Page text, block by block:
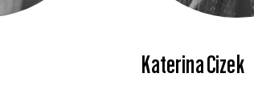
Katerina Cizek